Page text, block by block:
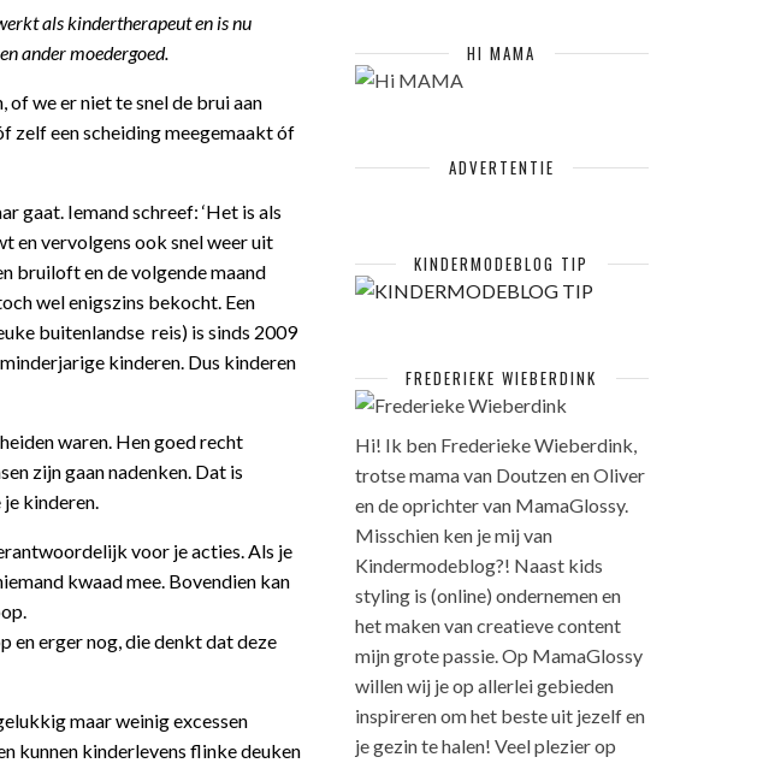
als kindertherapeut en is nu
ander moedergoed.
of we er niet te snel de brui aan
zelf een scheiding meegemaakt óf
gaat. Iemand schreef: ‘Het is als
en vervolgens ook snel weer uit
bruiloft en de volgende maand
wel enigszins bekocht. Een
buitenlandse reis) is sinds 2009
kinderen. Dus kinderen
waren. Hen goed recht
zijn gaan nadenken. Dat is
kinderen.
voor je acties. Als je
kwaad mee. Bovendien kan
en erger nog, die denkt dat deze
maar weinig excessen
kunnen kinderlevens flinke deuken
HI MAMA
ADVERTENTIE
KINDERMODEBLOG TIP
FREDERIEKE WIEBERDINK
Hi! Ik ben Frederieke Wieberdink,
trotse mama van Doutzen en Oliver
en de oprichter van MamaGlossy.
Misschien ken je mij van
Kindermodeblog?! Naast kids
styling is (online) ondernemen en
het maken van creatieve content
mijn grote passie. Op MamaGlossy
willen wij je op allerlei gebieden
inspireren om het beste uit jezelf en
je gezin te halen! Veel plezier op